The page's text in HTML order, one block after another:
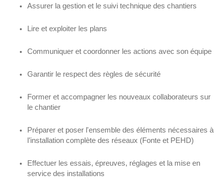
Assurer la gestion et le suivi technique des chantiers
Lire et exploiter les plans
Communiquer et coordonner les actions avec son équipe
Garantir le respect des règles de sécurité
Former et accompagner les nouveaux collaborateurs sur
le chantier
Préparer et poser l'ensemble des éléments nécessaires à
l’installation complète des réseaux (Fonte et PEHD)
Effectuer les essais, épreuves, réglages et la mise en
service des installations